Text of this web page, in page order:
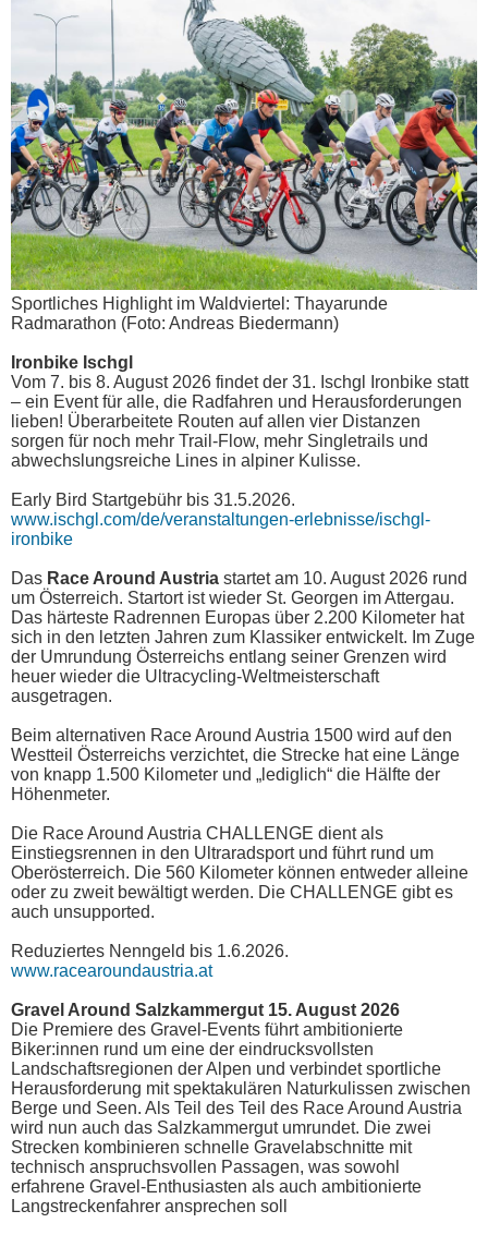
Sportliches Highlight im Waldviertel: Thayarunde
Radmarathon (Foto: Andreas Biedermann)
Ironbike Ischgl
Vom 7. bis 8. August 2026 findet der 31. Ischgl Ironbike statt
– ein Event für alle, die Radfahren und Herausforderungen
lieben! Überarbeitete Routen auf allen vier Distanzen
sorgen für noch mehr Trail-Flow, mehr Singletrails und
abwechslungsreiche Lines in alpiner Kulisse.
Early Bird Startgebühr bis 31.5.2026.
www.ischgl.com/de/veranstaltungen-erlebnisse/ischgl-
ironbike
Das Race Around Austria startet am 10. August 2026 rund
um Österreich. Startort ist wieder St. Georgen im Attergau.
Das härteste Radrennen Europas über 2.200 Kilometer hat
sich in den letzten Jahren zum Klassiker entwickelt. Im Zuge
der Umrundung Österreichs entlang seiner Grenzen wird
heuer wieder die Ultracycling-Weltmeisterschaft
ausgetragen.
Beim alternativen Race Around Austria 1500 wird auf den
Westteil Österreichs verzichtet, die Strecke hat eine Länge
von knapp 1.500 Kilometer und „lediglich“ die Hälfte der
Höhenmeter.
Die Race Around Austria CHALLENGE dient als
Einstiegsrennen in den Ultraradsport und führt rund um
Oberösterreich. Die 560 Kilometer können entweder alleine
oder zu zweit bewältigt werden. Die CHALLENGE gibt es
auch unsupported.
Reduziertes Nenngeld bis 1.6.2026.
www.racearoundaustria.at
Gravel Around Salzkammergut 15. August 2026
Die Premiere des Gravel-Events führt ambitionierte
Biker:innen rund um eine der eindrucksvollsten
Landschaftsregionen der Alpen und verbindet sportliche
Herausforderung mit spektakulären Naturkulissen zwischen
Berge und Seen. Als Teil des Teil des Race Around Austria
wird nun auch das Salzkammergut umrundet. Die zwei
Strecken kombinieren schnelle Gravelabschnitte mit
technisch anspruchsvollen Passagen, was sowohl
erfahrene Gravel-Enthusiasten als auch ambitionierte
Langstreckenfahrer ansprechen soll